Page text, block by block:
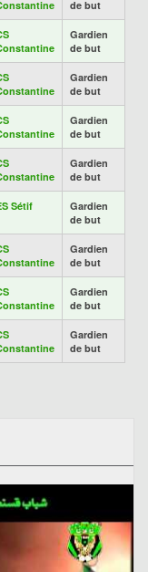
de but
Gardien
de but
Gardien
de but
Gardien
de but
Gardien
de but
Sétif
Gardien
de but
Gardien
de but
Gardien
de but
Gardien
de but